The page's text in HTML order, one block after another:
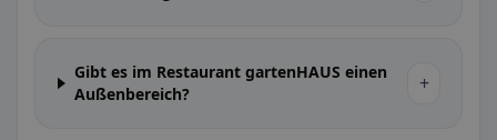
Gibt es im Restaurant gartenHAUS einen
Außenbereich?
+